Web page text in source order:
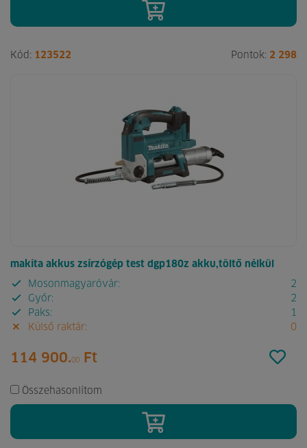
Kód: 123522 Pontok: 2 298
makita akkus zsírzógép test dgp180z akku,töltő nélkül
Mosonmagyaróvár:
2
Győr:
2
Paks:
1
Külső raktár:
0
114 900.00 Ft
Összehasonlítom